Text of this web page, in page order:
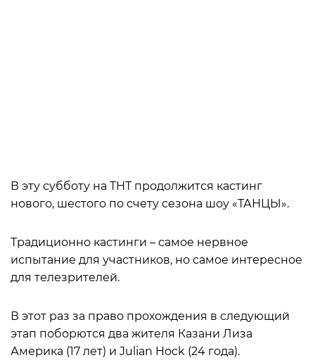
В эту субботу на ТНТ продолжится кастинг
нового, шестого по счету сезона шоу «ТАНЦЫ».
Традиционно кастинги – самое нервное
испытание для участников, но самое интересное
для телезрителей.
В этот раз за право прохождения в следующий
этап поборются два жителя Казани Лиза
Америка (17 лет) и Julian Hock (24 года).